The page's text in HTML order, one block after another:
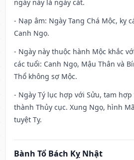
ngày này là ngày cát.
- Nạp âm: Ngày Tang Chá Mộc, kỵ
Canh Ngọ.
- Ngày này thuộc hành Mộc khắc
các tuổi: Canh Ngọ, Mậu Thân và
Thổ không sợ Mộc.
- Ngày Tý lục hợp với Sửu, tam
thành Thủy cục. Xung Ngọ, hình
tuyệt Tỵ.
Bành Tổ Bách Kỵ Nhật